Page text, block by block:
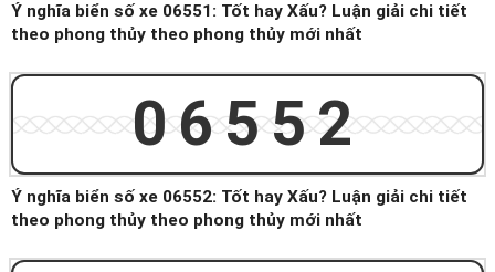
Ý nghĩa biển số xe 06551: Tốt hay Xấu? Luận giải chi tiết
theo phong thủy theo phong thủy mới nhất
06552
Ý nghĩa biển số xe 06552: Tốt hay Xấu? Luận giải chi tiết
theo phong thủy theo phong thủy mới nhất